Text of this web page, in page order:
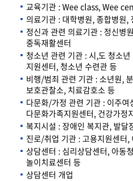
교육기관 : Wee class, Wee
의료기관 : 대학병원, 종합병원,
정신과 관련 의료기관 : 정신병
중독재활센터
청소년 관련 기관 : 시,도 청소
지원센터, 청소년 수련관 등
비행/범죄 관련 기관 : 소년원,
보호관찰소, 치료감호소 등
다문화/가정 관련 기관 : 이주여
다문화가족지원센터, 건강가정
복지시설 : 장애인 복지관, 발달
진로/취업 기관 : 고용지원센터,
상담센터 : 심리상담센터, 아동
놀이치료센터 등
상담센터 개업